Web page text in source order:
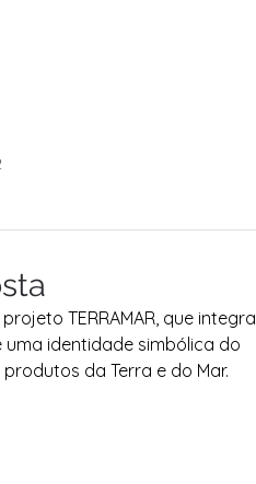
TERRAMAR, que integra
identidade simbólica do
da Terra e do Mar.